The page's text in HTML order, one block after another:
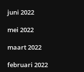
juni 2022
mei 2022
maart 2022
februari 2022